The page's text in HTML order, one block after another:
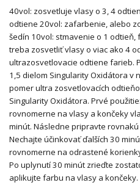
40vol: zosvetluje vlasy o 3, 4
odtiene 20vol: zafarbenie, alebo
šedín 10vol: stmavenie o 1
treba zosvetliť vlasy o viac ako 4
ultrazosvetlovacie odtiene farieb.
1,5 dielom Singularity Oxidátora v
pomer ultra zosvetlovacích
Singularity Oxidátora. Prvé
rovnomerne na vlasy a končeky
minút. Následne pripravte
Nechajte účinkovať ďalších 30
rovnomerne na odrastené
Po uplynutí 30 minút zrieďte
aplikujte farbu na vlasy a